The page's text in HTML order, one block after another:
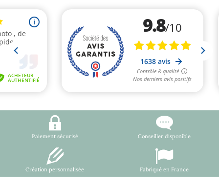
Paiement sécurisé Conseiller disponible
Création personnalisée Fabriqué en France